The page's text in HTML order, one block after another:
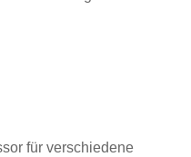
für verschiedene